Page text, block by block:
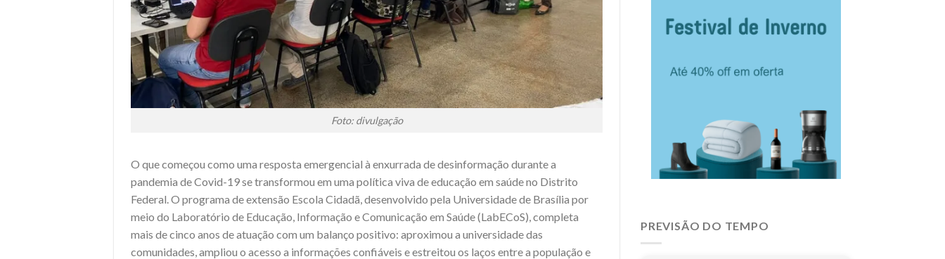
Foto: divulgação
O que começou como uma resposta emergencial à enxurrada de desinformação durante a
pandemia de Covid-19 se transformou em uma política viva de educação em saúde no Distrito
Federal. O programa de extensão Escola Cidadã, desenvolvido pela Universidade de Brasília por
meio do Laboratório de Educação, Informação e Comunicação em Saúde (LabECoS), completa
mais de cinco anos de atuação com um balanço positivo: aproximou a universidade das
comunidades, ampliou o acesso a informações confiáveis e estreitou os laços entre a população e
PREVISÃO DO TEMPO